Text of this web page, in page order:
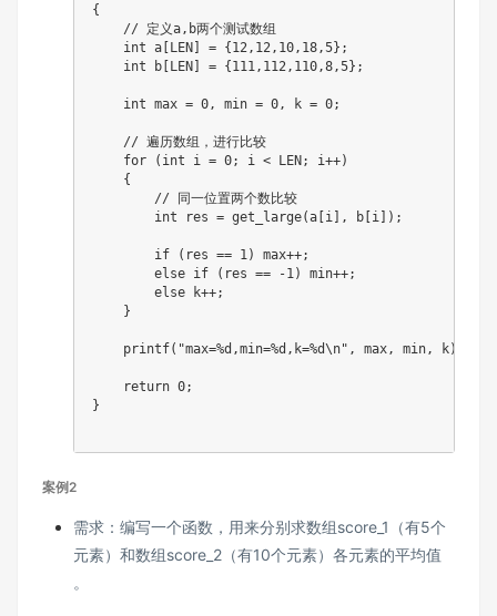
{
// 定义a,b两个测试数组
int a [LEN] = {12 , 12 , 10 , 18 ,5} ;
int b [LEN] = {111 , 112 , 110 ,8 ,5} ;
int max = 0 , min = 0 , k = 0;
// 遍历数组，进行比较
for
( int i = 0; i < LEN; i++)
{
// 同一位置两个数比较
int res = get_large(a [i ] , b [i ] ) ;
if ( res == 1 ) max++;
else if ( res == -1 ) min++;
else k++;
}
printf( "max=%d,min=%d,k=%d\n" , max , min , k)
return 0;
}
案例2
需求：编写一个函数，用来分别求数组score_1（有5个
元素）和数组score_2（有10个元素）各元素的平均值
。